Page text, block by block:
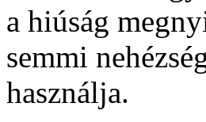
a hiúság
semmi
használja.